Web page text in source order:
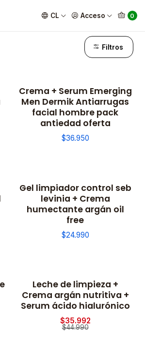
CL Acceso 0
Filtros
Crema + Serum Emerging
Men Dermik Antiarrugas
facial hombre pack
antiedad oferta
$36.950
Gel limpiador control seb
levinia + Crema
humectante argán oil
free
$24.990
-20% OFF
Leche de limpieza +
Crema argán nutritiva +
Serum ácido hialurónico
$35.992
$44.990